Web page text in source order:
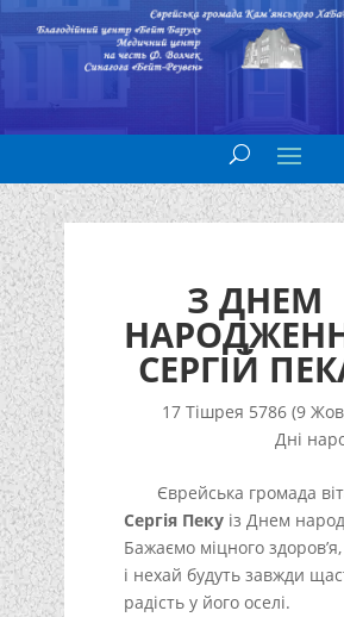
З ДНЕМ
СЕРГІЙ
17 Тішрея 5786 (9
Дні
Єврейська громада
Сергія Пекуіз Днем
Бажаємо міцного здоров’я,
і нехай будуть завжди
радість у його оселі.